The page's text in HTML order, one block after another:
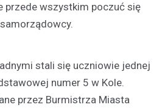
przede wszystkim poczuć się
stali się uczniowie jednej
numer 5 w Kole.
przez Burmistrza Miasta